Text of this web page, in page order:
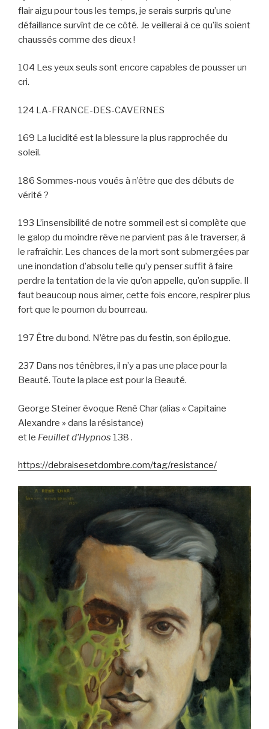
flair aigu pour tous les temps, je serais surpris qu’une
défaillance survînt de ce côté. Je veillerai à ce qu’ils soient
chaussés comme des dieux !
104 Les yeux seuls sont encore capables de pousser un
cri.
124 LA-FRANCE-DES-CAVERNES
169 La lucidité est la blessure la plus rapprochée du
soleil.
186 Sommes-nous voués à n’être que des débuts de
vérité ?
193 L’insensibilité de notre sommeil est si complète que
le galop du moindre rêve ne parvient pas à le traverser, à
le rafraîchir. Les chances de la mort sont submergées par
une inondation d’absolu telle qu’y penser suffit à faire
perdre la tentation de la vie qu’on appelle, qu’on supplie. Il
faut beaucoup nous aimer, cette fois encore, respirer plus
fort que le poumon du bourreau.
197 Être du bond. N’être pas du festin, son épilogue.
237 Dans nos ténèbres, il n’y a pas une place pour la
Beauté. Toute la place est pour la Beauté.
George Steiner évoque René Char (alias « Capitaine
Alexandre » dans la résistance)
et le Feuillet d’Hypnos 138 .
https://debraisesetdombre.com/tag/resistance/